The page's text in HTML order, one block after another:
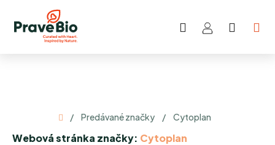
obsah
Hľadať
Domov
/ Predávané značky / Cytoplan
Webová stránka značky: Cytoplan